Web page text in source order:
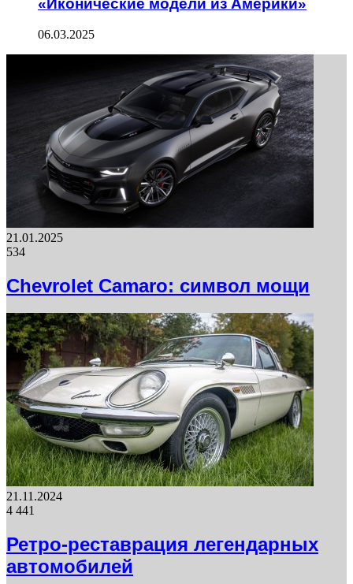
«Иконические модели из Америки»
06.03.2025
21.01.2025
534
Chevrolet Camaro: символ мощи
21.11.2024
4 441
Ретро-реставрация легендарных
автомобилей